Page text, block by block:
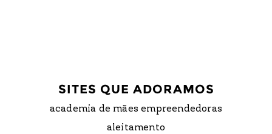
SITES QUE ADORAMOS
academia de mães empreendedoras
aleitamento